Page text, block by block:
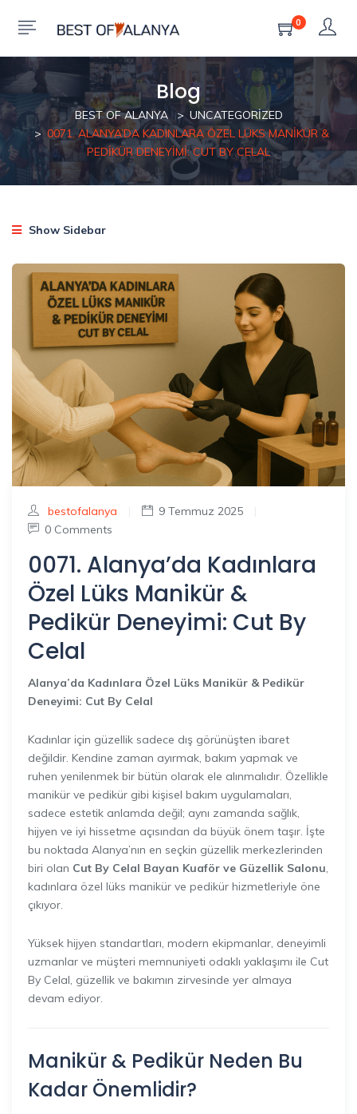
0
Blog
BEST OF ALANYA
UNCATEGORIZED
0071. ALANYA’DA KADINLARA ÖZEL LÜKS MANIKÜR &
PEDIKÜR DENEYIMI: CUT BY CELAL
Show Sidebar
bestofalanya 9 Temmuz 2025
0 Comments
0071. Alanya’da Kadınlara
Özel Lüks Manikür &
Pedikür Deneyimi: Cut By
Celal
Alanya’da Kadınlara Özel Lüks Manikür & Pedikür
Deneyimi: Cut By Celal
Kadınlar için güzellik sadece dış görünüşten ibaret
değildir. Kendine zaman ayırmak, bakım yapmak ve
ruhen yenilenmek bir bütün olarak ele alınmalıdır. Özellikle
manikür ve pedikür gibi kişisel bakım uygulamaları,
sadece estetik anlamda değil; aynı zamanda sağlık,
hijyen ve iyi hissetme açısından da büyük önem taşır. İşte
bu noktada Alanya’nın en seçkin güzellik merkezlerinden
biri olan Cut By Celal Bayan Kuaför ve Güzellik Salonu,
kadınlara özel lüks manikür ve pedikür hizmetleriyle öne
çıkıyor.
Yüksek hijyen standartları, modern ekipmanlar, deneyimli
uzmanlar ve müşteri memnuniyeti odaklı yaklaşımı ile Cut
By Celal, güzellik ve bakımın zirvesinde yer almaya
devam ediyor.
Manikür & Pedikür Neden Bu
Kadar Önemlidir?